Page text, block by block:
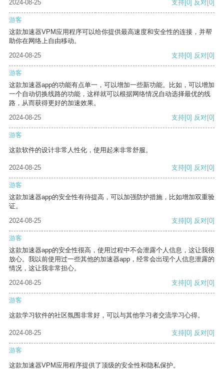
2024-08-25 支持 [0] 反对 [0]
游客
这款加速器VPM应用程序可以给你提供最高速度和安全性的连接，并帮
助你在网络上自由移动。
2024-08-25
支持[0] 反对[0]
游客
这款加速器app的功能有点单一，可以增加一些新功能。比如，可以增加
一个自动切换线路的功能，这样就可以根据网络情况自动选择最优的线
路，从而获得更好的加速效果。
2024-08-25
支持[0] 反对[0]
游客
这款软件的设计非常人性化，使用起来非常舒服。
2024-08-25 支持[0] 反对[0]
游客
这款加速器app的安全性有待提高，可以加强防护措施，比如增加双重验
证。
2024-08-25
支持[0] 反对[0]
游客
这款加速器app的安全性很高，使用过程中不会泄露个人信息，这让我很
放心。我以前使用过一些其他的加速器app，经常会出现个人信息泄露的
情况，这让我非常担心。
2024-08-25
支持[0] 反对[0]
游客
这款学习软件的社区氛围非常好，可以与其他学习者交流学习心得。
2024-08-25 支持[0] 反对[0]
游客
这款加速器VPM应用程序提供了顶级的安全性和隐私保护。